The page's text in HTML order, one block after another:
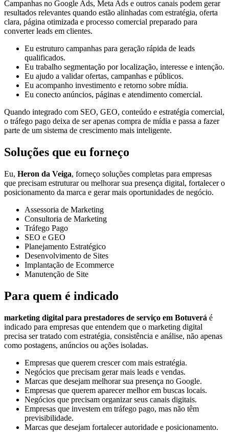
Campanhas no Google Ads, Meta Ads e outros canais podem gerar
resultados relevantes quando estão alinhadas com estratégia, oferta
clara, página otimizada e processo comercial preparado para
converter leads em clientes.
Eu estruturo campanhas para geração rápida de leads
qualificados.
Eu trabalho segmentação por localização, interesse e intenção.
Eu ajudo a validar ofertas, campanhas e públicos.
Eu acompanho investimento e retorno sobre mídia.
Eu conecto anúncios, páginas e atendimento comercial.
Quando integrado com SEO, GEO, conteúdo e estratégia comercial,
o tráfego pago deixa de ser apenas compra de mídia e passa a fazer
parte de um sistema de crescimento mais inteligente.
Soluções que eu forneço
Eu, Heron da Veiga, forneço soluções completas para empresas
que precisam estruturar ou melhorar sua presença digital, fortalecer o
posicionamento da marca e gerar mais oportunidades de negócio.
Assessoria de Marketing
Consultoria de Marketing
Tráfego Pago
SEO e GEO
Planejamento Estratégico
Desenvolvimento de Sites
Implantação de Ecommerce
Manutenção de Site
Para quem é indicado
marketing digital para prestadores de serviço em Botuverá é
indicado para empresas que entendem que o marketing digital
precisa ser tratado com estratégia, consistência e análise, não apenas
como postagens, anúncios ou ações isoladas.
Empresas que querem crescer com mais estratégia.
Negócios que precisam gerar mais leads e vendas.
Marcas que desejam melhorar sua presença no Google.
Empresas que querem aparecer melhor em buscas locais.
Negócios que precisam organizar seus canais digitais.
Empresas que investem em tráfego pago, mas não têm
previsibilidade.
Marcas que desejam fortalecer autoridade e posicionamento.